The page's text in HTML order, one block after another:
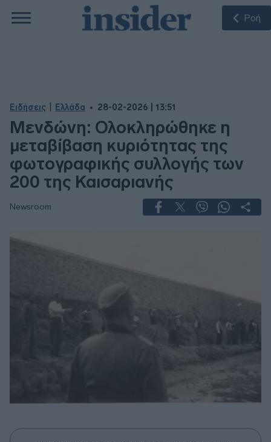
Ροή
Ειδήσεις Ελλάδα 28-02-2026 | 13:51
Μενδώνη: Ολοκληρώθηκε η
μεταβίβαση κυριότητας της
φωτογραφικής συλλογής των
200 της Καισαριανής
Newsroom